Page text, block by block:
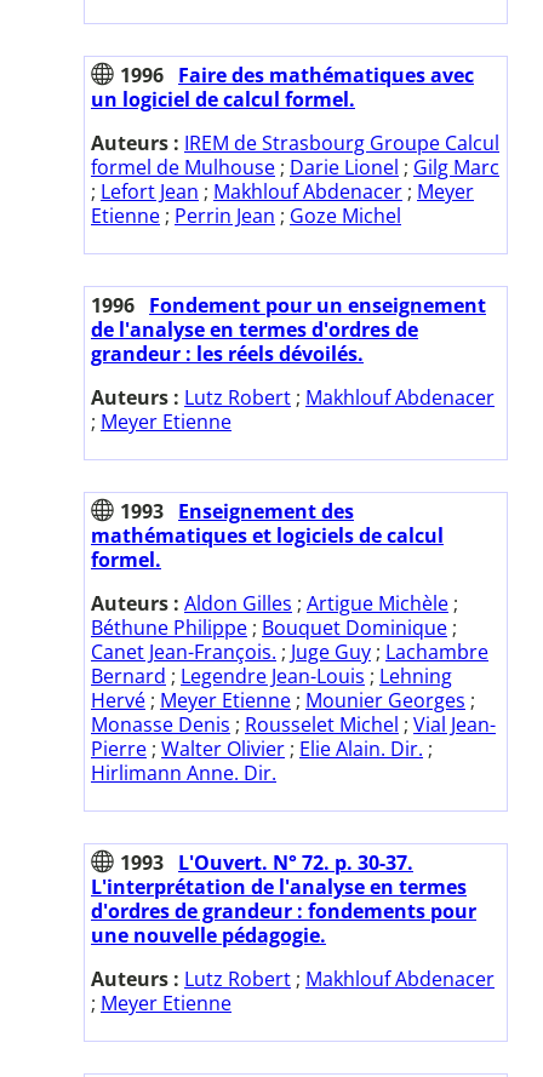
1996 Faire des mathématiques avec
un logiciel de calcul formel.
Auteurs : IREM de Strasbourg Groupe Calcul
formel de Mulhouse ; Darie Lionel ; Gilg Marc
; Lefort Jean ; Makhlouf Abdenacer ; Meyer
Etienne ; Perrin Jean ; Goze Michel
1996 Fondement pour un enseignement
de l'analyse en termes d'ordres de
grandeur : les réels dévoilés.
Auteurs : Lutz Robert ; Makhlouf Abdenacer
; Meyer Etienne
1993 Enseignement des
mathématiques et logiciels de calcul
formel.
Auteurs : Aldon Gilles ; Artigue Michèle ;
Béthune Philippe ; Bouquet Dominique ;
Canet Jean-François. ; Juge Guy ; Lachambre
Bernard ; Legendre Jean-Louis ; Lehning
Hervé ; Meyer Etienne ; Mounier Georges ;
Monasse Denis ; Rousselet Michel ; Vial Jean-
Pierre ; Walter Olivier ; Elie Alain. Dir. ;
Hirlimann Anne. Dir.
1993 L'Ouvert. N° 72. p. 30-37.
L'interprétation de l'analyse en termes
d'ordres de grandeur : fondements pour
une nouvelle pédagogie.
Auteurs : Lutz Robert ; Makhlouf Abdenacer
; Meyer Etienne